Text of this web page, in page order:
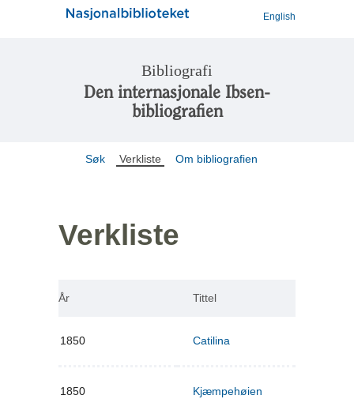
English
Bibliografi
Den internasjonale Ibsen-
bibliografien
Søk Verkliste Om bibliografien
Verkliste
År Tittel
1850 Catilina
1850 Kjæmpehøien